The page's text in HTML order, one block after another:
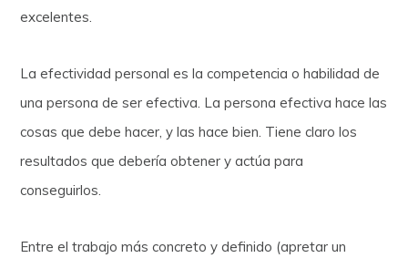
excelentes.
La efectividad personal es la competencia o habilidad de
una persona de ser efectiva. La persona efectiva hace las
cosas que debe hacer, y las hace bien. Tiene claro los
resultados que debería obtener y actúa para
conseguirlos.
Entre el trabajo más concreto y definido (apretar un